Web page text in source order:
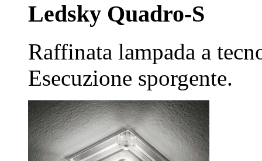
Ledsky Quadro-S
Raffinata lampada a
Esecuzione sporgente.